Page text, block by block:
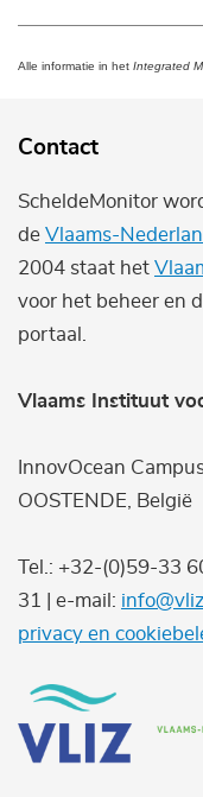
Alle informatie in het Integrated
Contact
ScheldeMonitor
de Vlaams-
2004 staat het
voor het beheer en
portaal.
Vlaams Instituut
InnovOcean
OOSTENDE, België
Tel.: +32-(0)59-33
31 | e-mail:
privacy en